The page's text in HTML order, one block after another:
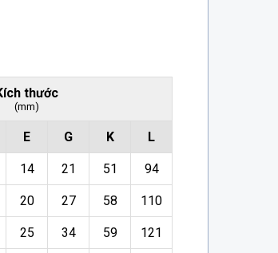
thước
(mm)
E G K L
14 21 51 94
20 27 58 110
25 34 59 121